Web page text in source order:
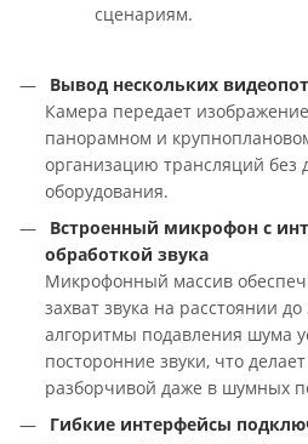
сценариям.
Вывод нескольких
Камера передает
панорамном и
организацию трансляций без
оборудования.
Встроенный микрофон с
обработкой звука
Микрофонный массив
захват звука на расстоянии
алгоритмы подавления шума
посторонние звуки, что
разборчивой даже в шумных
Гибкие интерфейсы